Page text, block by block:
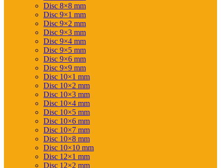
Disc 8×8 mm
Disc 9×1 mm
Disc 9×2 mm
Disc 9×3 mm
Disc 9×4 mm
Disc 9×5 mm
Disc 9×6 mm
Disc 9×9 mm
Disc 10×1 mm
Disc 10×2 mm
Disc 10×3 mm
Disc 10×4 mm
Disc 10×5 mm
Disc 10×6 mm
Disc 10×7 mm
Disc 10×8 mm
Disc 10×10 mm
Disc 12×1 mm
Disc 12×2 mm